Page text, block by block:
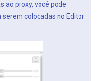
ao proxy, você pode
colocadas no Editor